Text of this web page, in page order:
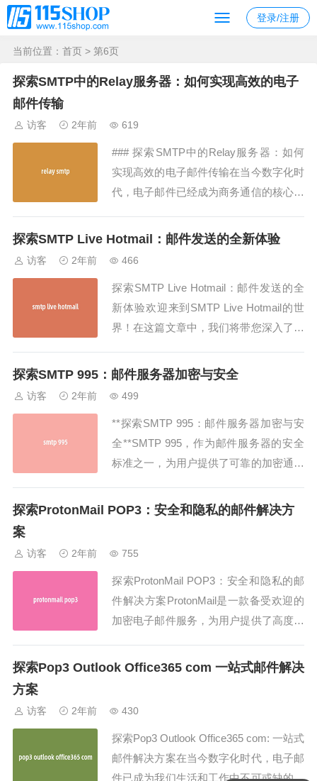
登录/注册
当前位置： 首页 > 第6页
探索SMTP中的Relay服务器：如何实现高效的电子
邮件传输
访客 2年前 619
### 探索SMTP中的Relay服务器：如何
实现高效的电子邮件传输在当今数字化时
代，电子邮件已经成为商务通信的核心。
l）是电子邮件传输中最常用的协议之
e...
探索SMTP Live Hotmail：邮件发送的全新体验
访客 2年前 466
探索SMTP Live Hotmail：邮件发送的全
新体验欢迎来到SMTP Live Hotmail的世
界！在这篇文章中，我们将带您深入了解
件发送方式，它带来了许多令人振奋的变
探索SMTP 995：邮件服务器加密与安全
访客 2年前 499
**探索SMTP 995：邮件服务器加密与安
全**SMTP 995，作为邮件服务器的安全
标准之一，为用户提供了可靠的加密通信
995的重要性、工作原理以及如何为您的
探索ProtonMail POP3：安全和隐私的邮件解决方
案
访客 2年前 755
探索ProtonMail POP3：安全和隐私的邮
件解决方案ProtonMail是一款备受欢迎的
加密电子邮件服务，为用户提供了高度安
POP3功能更是为用户提供了另一种便捷
探索Pop3 Outlook Office365 com 一站式邮件解决
方案
访客 2年前 430
探索Pop3 Outlook Office365 com: 一站式
邮件解决方案在当今数字化时代，电子邮
件已成为我们生活和工作中不可或缺的一